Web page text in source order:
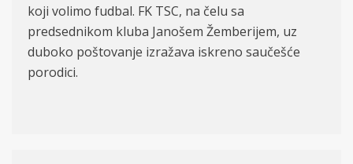
koji volimo fudbal. FK TSC, na čelu sa
predsednikom kluba Janošem Žemberijem, uz
duboko poštovanje izražava iskreno saučešće
porodici.